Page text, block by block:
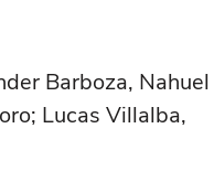
Barboza, Nahuel
Lucas Villalba,